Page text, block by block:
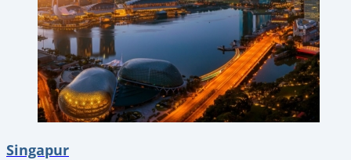
Singapur